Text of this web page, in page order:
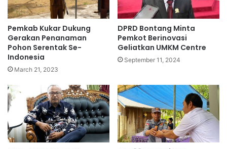
Pemkab Kukar Dukung
Gerakan Penanaman
Pohon Serentak Se-
Indonesia
March 21, 2023
DPRD Bontang Minta
Pemkot Berinovasi
Geliatkan UMKM Centre
September 11, 2024